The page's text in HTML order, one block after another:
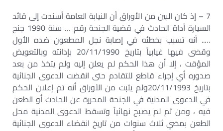
7 – إذ كان البين من الأوراق أن النيابة العامة أسندت إلى قائد
السيارة أداة الحادث في قضية الجنحة رقم … سنة 1990 جنح
….. أنه تسبب بخطئه في إصابة نجل المطعون ضده الأول
وقضى فيها غيابياً بتاريخ 20/11/1990 بإدانته وبالتعويض
المؤقت ، إلا أن هذا الحكم لم يعلن إليه ولم يتخذ من بعد
صدوره أي إجراء قاطع للتقادم حتى انقضت الدعوى الجنائية
بتاريخ 20/11/1993ولم يثبت من الأوراق أنه تم إعلان الحكم
في الدعوى المدنية في الجنحة المحررة عن الحادث أو الطعن
فيه ، ومن ثم لم يصبح نهائياً وتسقط الدعوى المدنية محل
الطعن بمضي ثلاث سنوات من تاريخ انقضاء الدعوى الجنائية